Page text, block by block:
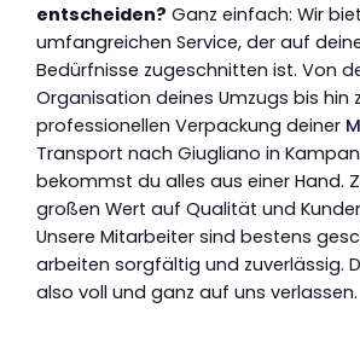
entscheiden? Ganz einfach: Wir
umfangreichen Service, der auf
Bedürfnisse zugeschnitten ist. Von
Organisation deines Umzugs bis hin
professionellen Verpackung deiner
Transport nach Giugliano in
bekommst du alles aus einer Hand.
großen Wert auf Qualität und
Unsere Mitarbeiter sind bestens
arbeiten sorgfältig und zuverlässig.
also voll und ganz auf uns verlassen.